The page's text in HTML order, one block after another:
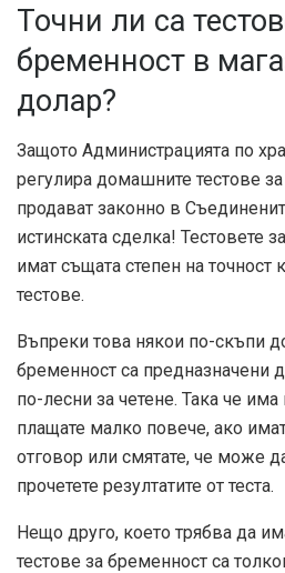
Точни ли са
бременност в
долар?
Защото Администрацията по
регулира домашните тестове
продават законно в
истинската сделка! Тестовете
имат същата степен на точност
тестове.
Въпреки това някои по-скъпи
бременност са предназначени
по-лесни за четене. Така че
плащате малко повече, ако
отговор или смятате, че може
прочетете резултатите от теста.
Нещо друго, което трябва да
тестове за бременност са